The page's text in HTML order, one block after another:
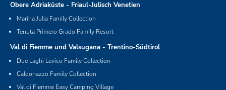
Obere Adriaküste - Friaul-Julisch Venetien
Marina Julia Family Collection
Tenuta Primero Grado Family Resort
Val di Fiemme und Valsugana - Trentino-Südtirol
Due Laghi Levico Family Collection
Caldonazzo Family Collection
Val di Fiemme Easy Camping Village